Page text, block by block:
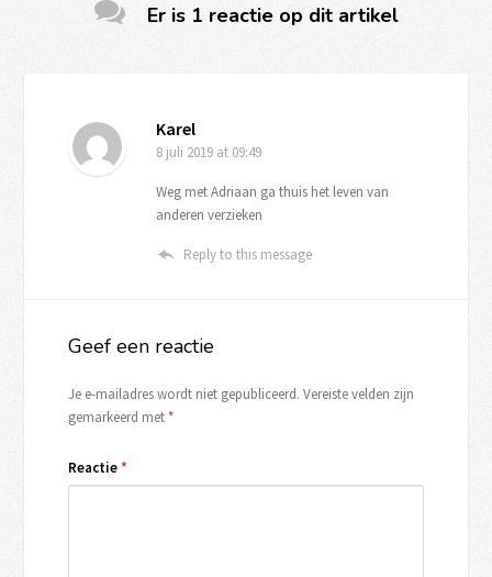
Er is 1 reactie op dit artikel
Karel
8 juli 2019 at 09:49
Weg met Adriaan ga thuis het leven van
anderen verzieken
Reply to this message
Geef een reactie
Je e-mailadres wordt niet gepubliceerd. Vereiste velden zijn
gemarkeerd met*
Reactie*